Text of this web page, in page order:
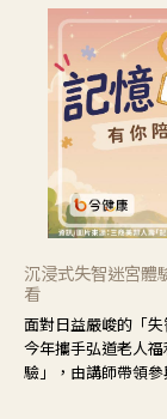
沉浸式失智迷宮體
看
面對日益嚴峻的「
今年攜手弘道老人福利基金
驗」，由講師帶領